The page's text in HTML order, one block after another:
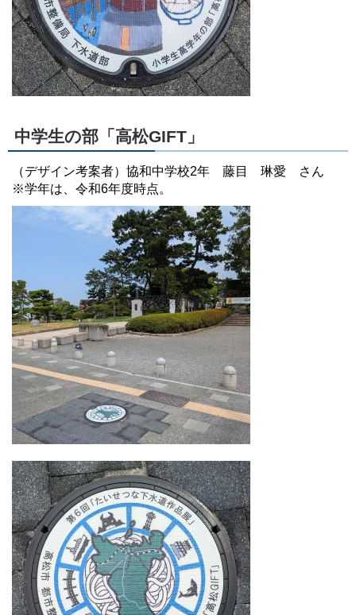
中学生の部「高松GIFT」
（デザイン考案者）協和中学校2年 藤目 琳愛 さん
※学年は、令和6年度時点。